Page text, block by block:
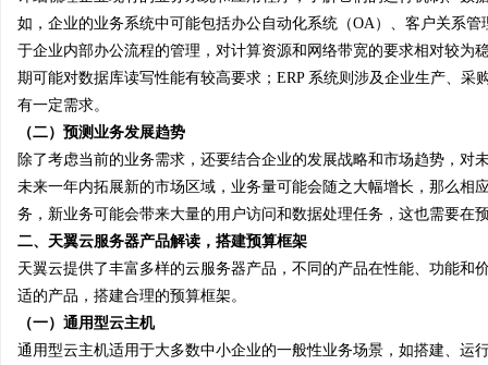
如，企业的业务系统中可能包括办公自动化系统（OA）、客户关系管
于企业内部办公流程的管理，对计算资源和网络带宽的要求相对较为
期可能对数据库读写性能有较高要求；ERP 系统则涉及企业生产、
有一定需求。
（二）预测业务发展趋势
除了考虑当前的业务需求，还要结合企业的发展战略和市场趋势，
未来一年内拓展新的市场区域，业务量可能会随之大幅增长，那么
务，新业务可能会带来大量的用户访问和数据处理任务，这也需要在
二、天翼云服务器产品解读，搭建预算框架
天翼云提供了丰富多样的云服务器产品，不同的产品在性能、功能
适的产品，搭建合理的预算框架。
（一）通用型云主机
通用型云主机适用于大多数中小企业的一般性业务场景，如搭建、